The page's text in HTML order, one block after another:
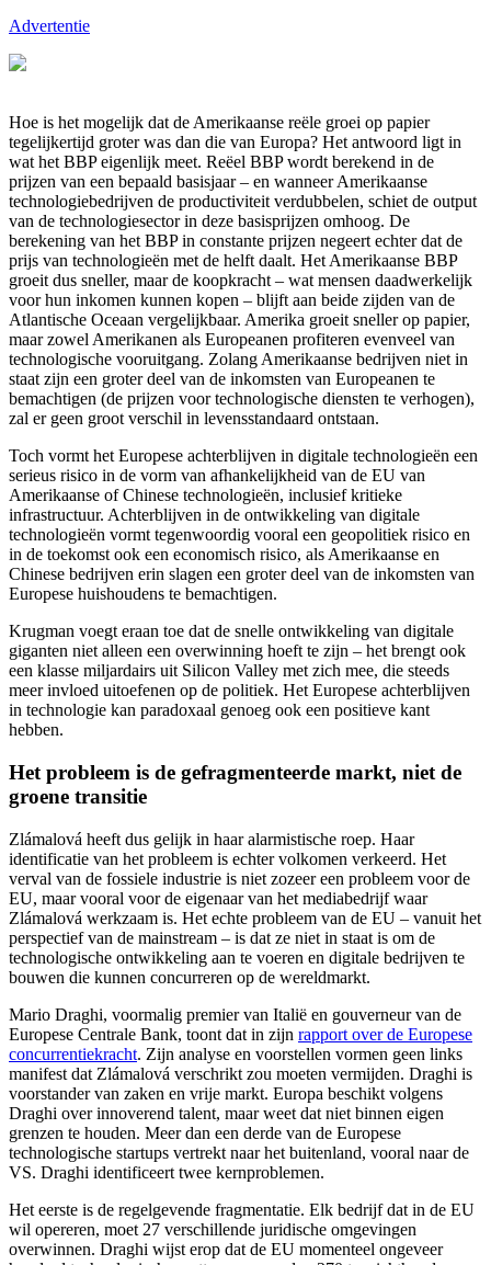
Advertentie
Hoe is het mogelijk dat de Amerikaanse reële groei op papier
tegelijkertijd groter was dan die van Europa? Het antwoord ligt in
wat het BBP eigenlijk meet. Reëel BBP wordt berekend in de
prijzen van een bepaald basisjaar – en wanneer Amerikaanse
technologiebedrijven de productiviteit verdubbelen, schiet de output
van de technologiesector in deze basisprijzen omhoog. De
berekening van het BBP in constante prijzen negeert echter dat de
prijs van technologieën met de helft daalt. Het Amerikaanse BBP
groeit dus sneller, maar de koopkracht – wat mensen daadwerkelijk
voor hun inkomen kunnen kopen – blijft aan beide zijden van de
Atlantische Oceaan vergelijkbaar. Amerika groeit sneller op papier,
maar zowel Amerikanen als Europeanen profiteren evenveel van
technologische vooruitgang. Zolang Amerikaanse bedrijven niet in
staat zijn een groter deel van de inkomsten van Europeanen te
bemachtigen (de prijzen voor technologische diensten te verhogen),
zal er geen groot verschil in levensstandaard ontstaan.
Toch vormt het Europese achterblijven in digitale technologieën een
serieus risico in de vorm van afhankelijkheid van de EU van
Amerikaanse of Chinese technologieën, inclusief kritieke
infrastructuur. Achterblijven in de ontwikkeling van digitale
technologieën vormt tegenwoordig vooral een geopolitiek risico en
in de toekomst ook een economisch risico, als Amerikaanse en
Chinese bedrijven erin slagen een groter deel van de inkomsten van
Europese huishoudens te bemachtigen.
Krugman voegt eraan toe dat de snelle ontwikkeling van digitale
giganten niet alleen een overwinning hoeft te zijn – het brengt ook
een klasse miljardairs uit Silicon Valley met zich mee, die steeds
meer invloed uitoefenen op de politiek. Het Europese achterblijven
in technologie kan paradoxaal genoeg ook een positieve kant
hebben.
Het probleem is de gefragmenteerde markt, niet de
groene transitie
Zlámalová heeft dus gelijk in haar alarmistische roep. Haar
identificatie van het probleem is echter volkomen verkeerd. Het
verval van de fossiele industrie is niet zozeer een probleem voor de
EU, maar vooral voor de eigenaar van het mediabedrijf waar
Zlámalová werkzaam is. Het echte probleem van de EU – vanuit het
perspectief van de mainstream – is dat ze niet in staat is om de
technologische ontwikkeling aan te voeren en digitale bedrijven te
bouwen die kunnen concurreren op de wereldmarkt.
Mario Draghi, voormalig premier van Italië en gouverneur van de
Europese Centrale Bank, toont dat in zijn rapport over de Europese
concurrentiekracht. Zijn analyse en voorstellen vormen geen links
manifest dat Zlámalová verschrikt zou moeten vermijden. Draghi is
voorstander van zaken en vrije markt. Europa beschikt volgens
Draghi over innoverend talent, maar weet dat niet binnen eigen
grenzen te houden. Meer dan een derde van de Europese
technologische startups vertrekt naar het buitenland, vooral naar de
VS. Draghi identificeert twee kernproblemen.
Het eerste is de regelgevende fragmentatie. Elk bedrijf dat in de EU
wil opereren, moet 27 verschillende juridische omgevingen
overwinnen. Draghi wijst erop dat de EU momenteel ongeveer